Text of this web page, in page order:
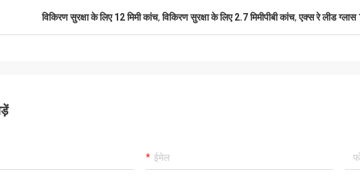
विकिरण सुरक्षा के लिए 12 मिमी कांच,विकिरण सुरक्षा के लिए 2.7 मिमीपीबी कांच,एक्स रे लीड ग्लास